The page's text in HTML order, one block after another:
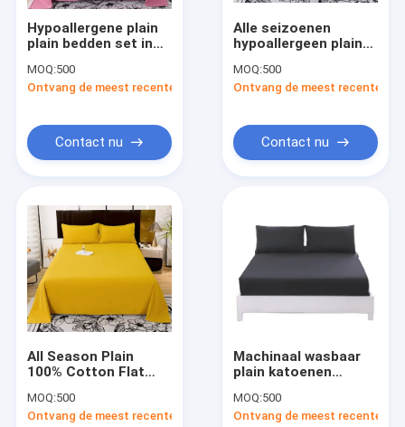
Hypoallergene plain
plain bedden set in
kleuren - alle
seizoenen comfort
MOQ:500
Ontvang de meest recente Prijs
Contact nu
Alle seizoenen
hypoallergeen plain
beddengoed set
zacht 400 draad
MOQ:500
Ontvang de meest recente
Contact nu
All Season Plain
100% Cotton Flat
Single Cotton Fitted
Sheet Hypoallergeen
MOQ:500
Ontvang de meest recente Prijs
Machinaal wasbaar
plain katoenen
300 400 draadgetal
Plain beddengoed
MOQ:500
Ontvang de meest recente